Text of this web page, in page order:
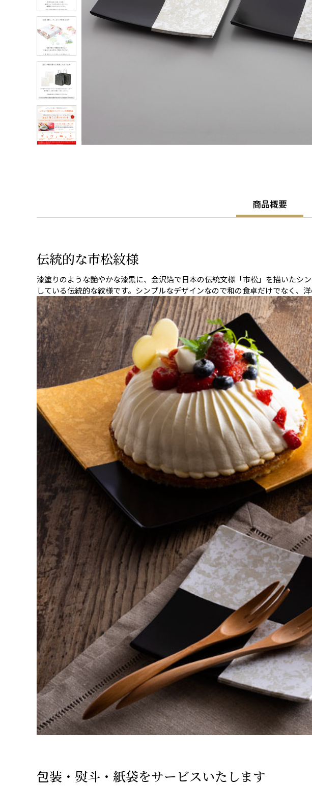
商品概要
伝統的な市松紋様
漆塗りのような艶やかな漆黒に、金沢箔で日本の伝統文様「市松」を描いた
している伝統的な紋様です。シンプルなデザインなので和の食卓だけでなく、
包装・熨斗・紙袋をサービスいたします